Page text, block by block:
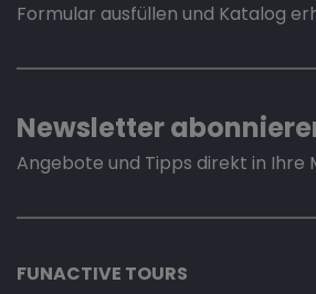
Formular ausfüllen und Katalog
Newsletter
Angebote und Tipps direkt in Ihre
FUNACTIVE TOURS